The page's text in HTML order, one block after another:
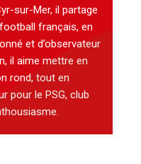
sur-Mer, il partage
français, en
et d’observateur
il aime mettre en
rond, tout en
pour le PSG, club